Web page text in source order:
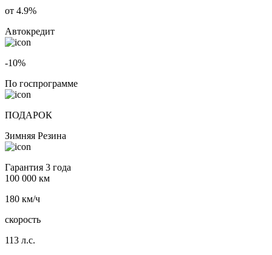
от 4.9%
Автокредит
-10%
По госпрограмме
ПОДАРОК
Зимняя Резина
Гарантия 3 года
100 000 км
180 км/ч
скорость
113 л.с.